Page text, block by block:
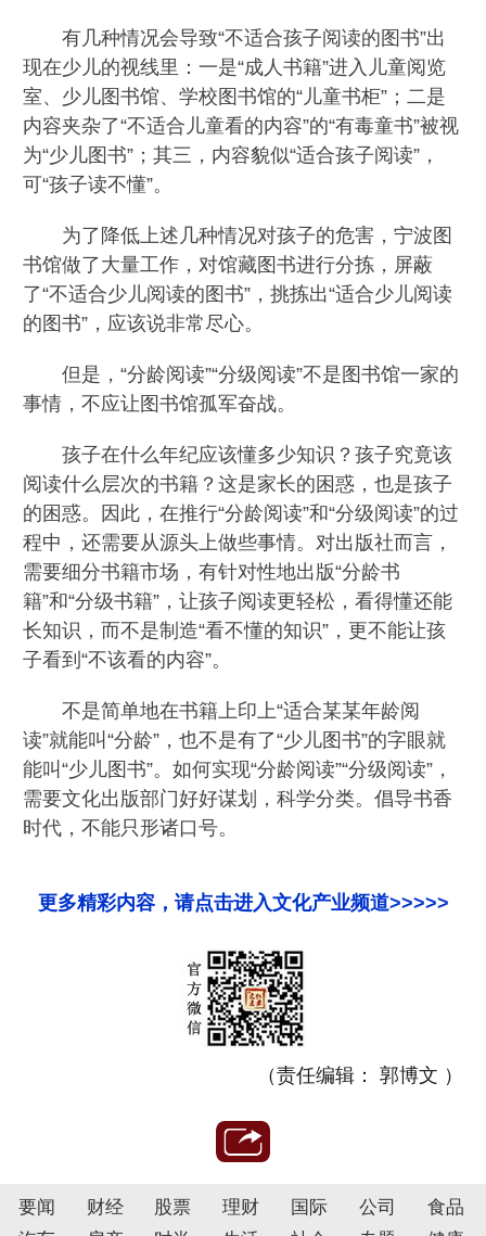
有几种情况会导致“不适合孩子阅读的图书”出
现在少儿的视线里：一是“成人书籍”进入儿童阅览
室、少儿图书馆、学校图书馆的“儿童书柜”；二是
内容夹杂了“不适合儿童看的内容”的“有毒童书”被视
为“少儿图书”；其三，内容貌似“适合孩子阅读”，
可“孩子读不懂”。
为了降低上述几种情况对孩子的危害，宁波图
书馆做了大量工作，对馆藏图书进行分拣，屏蔽
了“不适合少儿阅读的图书”，挑拣出“适合少儿阅读
的图书”，应该说非常尽心。
但是，“分龄阅读”“分级阅读”不是图书馆一家的
事情，不应让图书馆孤军奋战。
孩子在什么年纪应该懂多少知识？孩子究竟该
阅读什么层次的书籍？这是家长的困惑，也是孩子
的困惑。因此，在推行“分龄阅读”和“分级阅读”的过
程中，还需要从源头上做些事情。对出版社而言，
需要细分书籍市场，有针对性地出版“分龄书
籍”和“分级书籍”，让孩子阅读更轻松，看得懂还能
长知识，而不是制造“看不懂的知识”，更不能让孩
子看到“不该看的内容”。
不是简单地在书籍上印上“适合某某年龄阅
读”就能叫“分龄”，也不是有了“少儿图书”的字眼就
能叫“少儿图书”。如何实现“分龄阅读”“分级阅读”，
需要文化出版部门好好谋划，科学分类。倡导书香
时代，不能只形诸口号。
更多精彩内容，请点击进入文化产业频道>>>>>
（责任编辑： 郭博文 ）
要闻 财经 股票 理财 国际 公司
食品